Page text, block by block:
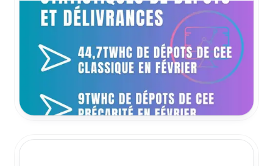
programmes, indices à terme, lettre
d'information des CEE, CSE du 16 avril,
dépôts et délivrances et indices de prix de
mars : retour sur les sujets qui ont fait
l’actualité des CEE au mois d'avril 2026.